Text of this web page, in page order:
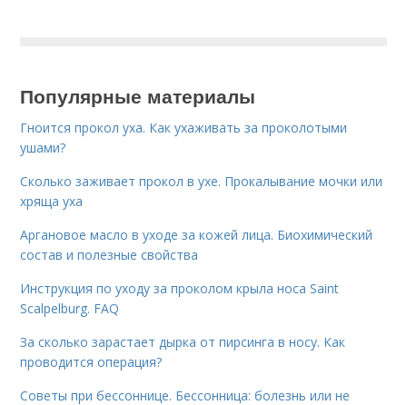
Популярные материалы
Гноится прокол уха. Как ухаживать за проколотыми
ушами?
Сколько заживает прокол в ухе. Прокалывание мочки или
хряща уха
Аргановое масло в уходе за кожей лица. Биохимический
состав и полезные свойства
Инструкция по уходу за проколом крыла носа Saint
Scalpelburg. FAQ
За сколько зарастает дырка от пирсинга в носу. Как
проводится операция?
Советы при бессоннице. Бессонница: болезнь или не